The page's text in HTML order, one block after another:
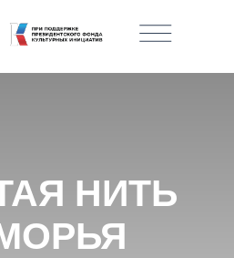
НИТЬ